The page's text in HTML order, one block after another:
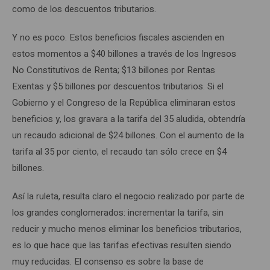
como de los descuentos tributarios.
Y no es poco. Estos beneficios fiscales ascienden en
estos momentos a $40 billones a través de los Ingresos
No Constitutivos de Renta; $13 billones por Rentas
Exentas y $5 billones por descuentos tributarios. Si el
Gobierno y el Congreso de la República eliminaran estos
beneficios y, los gravara a la tarifa del 35 aludida, obtendría
un recaudo adicional de $24 billones. Con el aumento de la
tarifa al 35 por ciento, el recaudo tan sólo crece en $4
billones.
Así la ruleta, resulta claro el negocio realizado por parte de
los grandes conglomerados: incrementar la tarifa, sin
reducir y mucho menos eliminar los beneficios tributarios,
es lo que hace que las tarifas efectivas resulten siendo
muy reducidas. El consenso es sobre la base de